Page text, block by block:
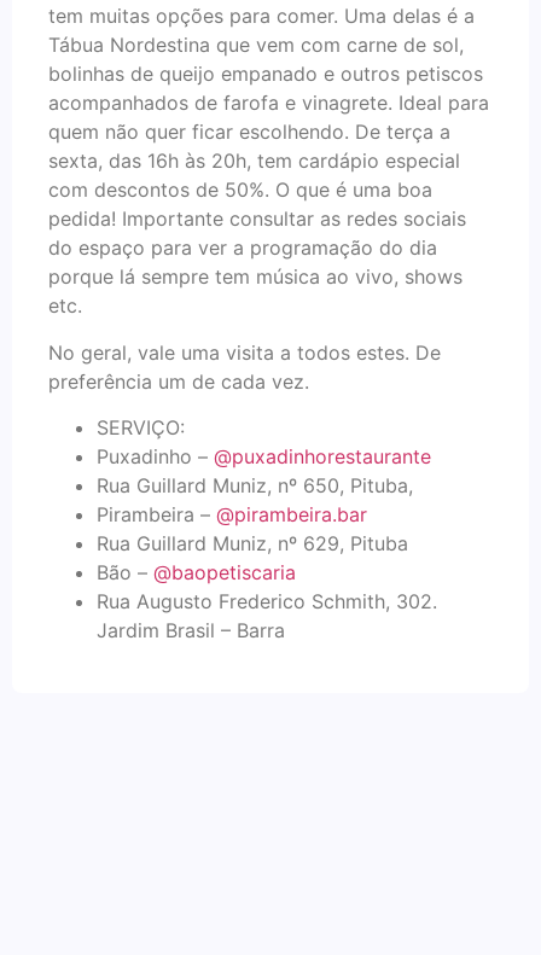
tem muitas opções para comer. Uma delas é a
Tábua Nordestina que vem com carne de sol,
bolinhas de queijo empanado e outros petiscos
acompanhados de farofa e vinagrete. Ideal para
quem não quer ficar escolhendo. De terça a
sexta, das 16h às 20h, tem cardápio especial
com descontos de 50%. O que é uma boa
pedida! Importante consultar as redes sociais
do espaço para ver a programação do dia
porque lá sempre tem música ao vivo, shows
etc.
No geral, vale uma visita a todos estes. De
preferência um de cada vez.
SERVIÇO:
Puxadinho – @puxadinhorestaurante
Rua Guillard Muniz, nº 650, Pituba,
Pirambeira – @pirambeira.bar
Rua Guillard Muniz, nº 629, Pituba
Bão – @baopetiscaria
Rua Augusto Frederico Schmith, 302.
Jardim Brasil – Barra